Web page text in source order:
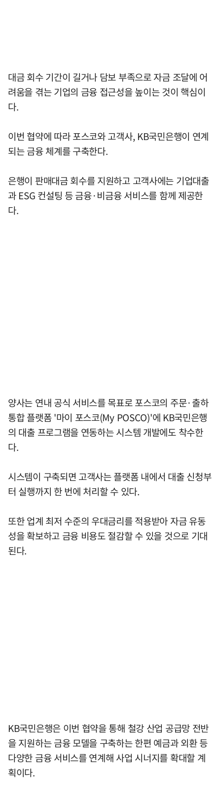
대금 회수 기간이 길거나 담보 부족으로 자금 조달에 어
려움을 겪는 기업의 금융 접근성을 높이는 것이 핵심이
다.
이번 협약에 따라 포스코와 고객사, KB국민은행이 연계
되는 금융 체계를 구축한다.
은행이 판매대금 회수를 지원하고 고객사에는 기업대출
과 ESG 컨설팅 등 금융·비금융 서비스를 함께 제공한
다.
양사는 연내 공식 서비스를 목표로 포스코의 주문·출하
통합 플랫폼 '마이 포스코(My POSCO)'에 KB국민은행
의 대출 프로그램을 연동하는 시스템 개발에도 착수한
다.
시스템이 구축되면 고객사는 플랫폼 내에서 대출 신청부
터 실행까지 한 번에 처리할 수 있다.
또한 업계 최저 수준의 우대금리를 적용받아 자금 유동
성을 확보하고 금융 비용도 절감할 수 있을 것으로 기대
된다.
KB국민은행은 이번 협약을 통해 철강 산업 공급망 전반
을 지원하는 금융 모델을 구축하는 한편 예금과 외환 등
다양한 금융 서비스를 연계해 사업 시너지를 확대할 계
획이다.